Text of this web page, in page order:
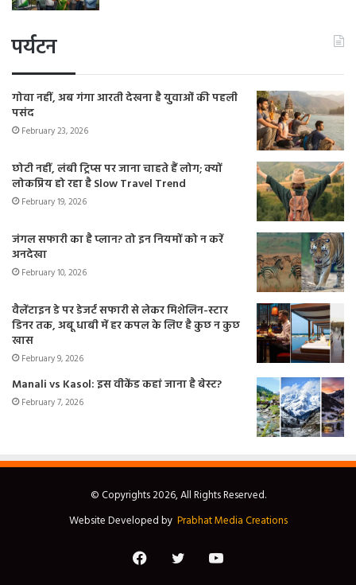
पर्यटन
गोवा नहीं, अब गंगा आरती देखना है युवाओं की पहली
पसंद
February 23, 2026
छोटी नहीं, लंबी ट्रिप्स पर जाना चाहते हैं लोग; क्यों
लोकप्रिय हो रहा है Slow Travel Trend
February 19, 2026
जंगल सफारी का है प्लान? तो इन नियमों को न करें
अनदेखा
February 10, 2026
वैलेंटाइन डे पर डेजर्ट सफारी से लेकर मिशेलिन-स्टार
डिनर तक, अबू धाबी में हर कपल के लिए है कुछ न कुछ
खास
February 9, 2026
Manali vs Kasol: इस वीकेंड कहां जाना है बेस्ट?
February 7, 2026
© Copyrights 2026, All Rights Reserved.
Website Developed by Prabhat Media Creations
FacebookTwitterYouTube